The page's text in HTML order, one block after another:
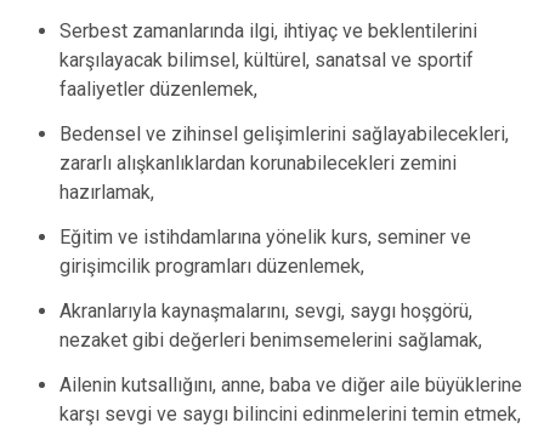
Serbest zamanlarında ilgi, ihtiyaç ve beklentilerini
karşılayacak bilimsel, kültürel, sanatsal ve sportif
faaliyetler düzenlemek,
Bedensel ve zihinsel gelişimlerini sağlayabilecekleri,
zararlı alışkanlıklardan korunabilecekleri zemini
hazırlamak,
Eğitim ve istihdamlarına yönelik kurs, seminer ve
girişimcilik programları düzenlemek,
Akranlarıyla kaynaşmalarını, sevgi, saygı hoşgörü,
nezaket gibi değerleri benimsemelerini sağlamak,
Ailenin kutsallığını, anne, baba ve diğer aile büyüklerine
karşı sevgi ve saygı bilincini edinmelerini temin etmek,